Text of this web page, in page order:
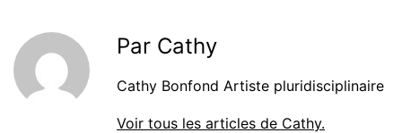
Par Cathy
Cathy Bonfond Artiste pluridisciplinaire
Voir tous les articles de Cathy.